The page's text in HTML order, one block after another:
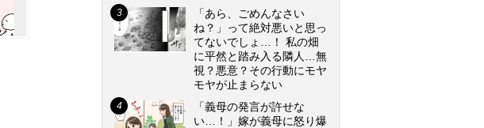
「あら、ごめんなさい
ね？」って絶対悪いと思っ
てないでしょ…！ 私の畑
に平然と踏み入る隣人…無
視？悪意？その行動にモヤ
モヤが止まらない
「義母の発言が許せな
い…！」嫁が義母に怒り爆